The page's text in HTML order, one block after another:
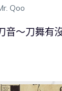
Qoo
音～刀舞有